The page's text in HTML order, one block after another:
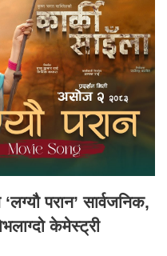
‘लग्यौ परान’ सार्वजनिक,
केमेस्ट्री